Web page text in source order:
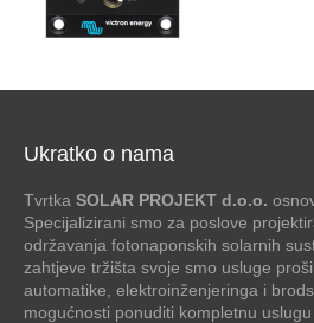
Ukratko o nama
Tvrtka SOLAR PROJEKT d.o.o.
Specijalizirani smo za poslove
održavanja fotonaponskih solarnih
zahtjeve tržišta svoje smo usluge
automatike, elektroinženjeringa i
mogućnosti ponuditi kompletnu